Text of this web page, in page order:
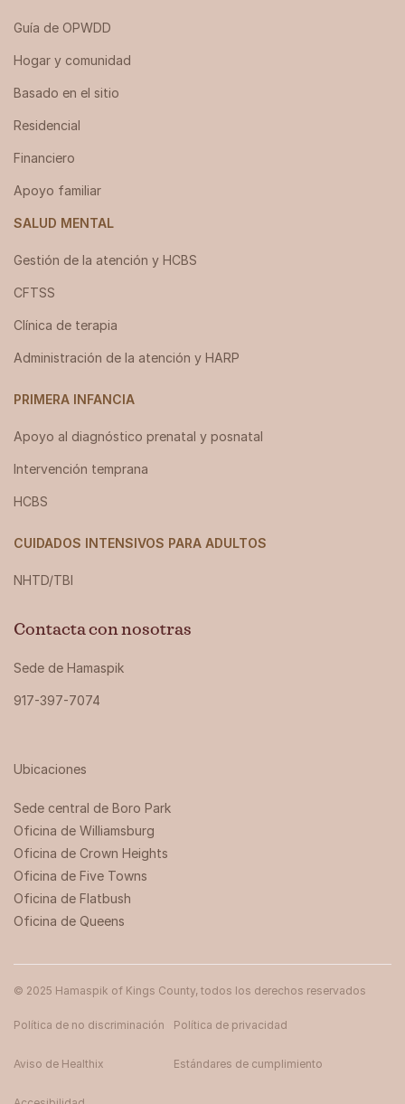
Guía de OPWDD
Hogar y comunidad
Basado en el sitio
Residencial
Financiero
Apoyo familiar
SALUD MENTAL
Gestión de la atención y HCBS
CFTSS
Clínica de terapia
Administración de la atención y HARP
PRIMERA INFANCIA
Apoyo al diagnóstico prenatal y posnatal
Intervención temprana
HCBS
CUIDADOS INTENSIVOS PARA ADULTOS
NHTD/TBI
Contacta con nosotras
Sede de Hamaspik
917-397-7074
Ubicaciones
Sede central de Boro Park ‍
Oficina de Williamsburg
Oficina de Crown Heights
Oficina de Five Towns
Oficina de Flatbush
Oficina de Queens
© 2025 Hamaspik of Kings County, todos los derechos reservados
Política de no discriminación Política de privacidad
Aviso de Healthix Estándares de cumplimiento